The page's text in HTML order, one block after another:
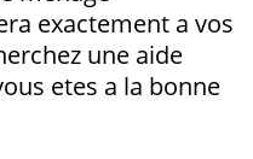
exactement a vos
une aide
etes a la bonne